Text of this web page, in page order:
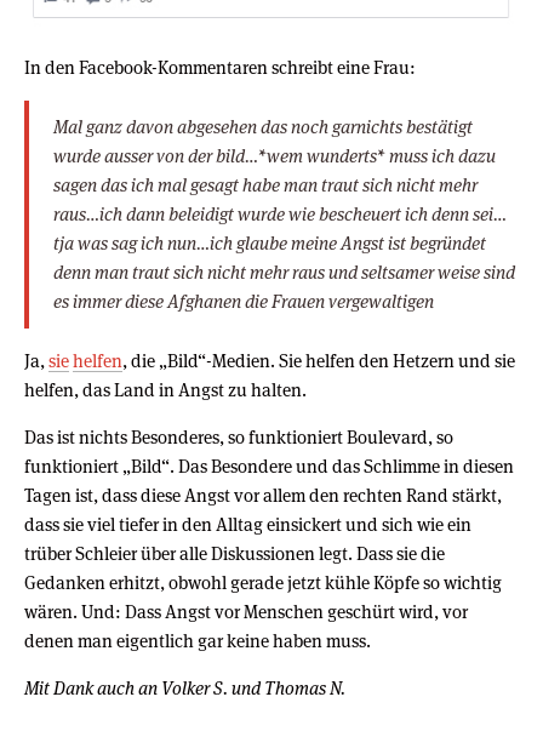
In den Facebook-Kommentaren schreibt eine Frau:
Mal ganz davon abgesehen das noch garnichts bestätigt
wurde ausser von der bild…*wem wunderts* muss ich dazu
sagen das ich mal gesagt habe man traut sich nicht mehr
raus…ich dann beleidigt wurde wie bescheuert ich denn sei…
tja was sag ich nun…ich glaube meine Angst ist begründet
denn man traut sich nicht mehr raus und seltsamer weise sind
es immer diese Afghanen die Frauen vergewaltigen
Ja, siehelfen, die „Bild“-Medien. Sie helfen den Hetzern und sie
helfen, das Land in Angst zu halten.
Das ist nichts Besonderes, so funktioniert Boulevard, so
funktioniert „Bild“. Das Besondere und das Schlimme in diesen
Tagen ist, dass diese Angst vor allem den rechten Rand stärkt,
dass sie viel tiefer in den Alltag einsickert und sich wie ein
trüber Schleier über alle Diskussionen legt. Dass sie die
Gedanken erhitzt, obwohl gerade jetzt kühle Köpfe so wichtig
wären. Und: Dass Angst vor Menschen geschürt wird, vor
denen man eigentlich gar keine haben muss.
Mit Dank auch an Volker S. und Thomas N.